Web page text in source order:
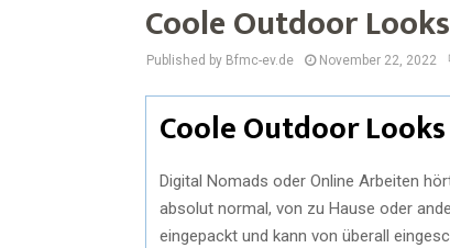
Coole Outdoor
Published by Bfmc-ev.de November 22, 2022
Coole Outdoor
Digital Nomads oder Online Arbeiten
absolut normal, von zu Hause oder
eingepackt und kann von überall